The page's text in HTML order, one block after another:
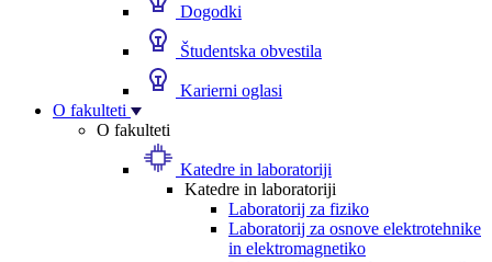
Dogodki
Študentska obvestila
Karierni oglasi
O fakulteti
O fakulteti
Katedre in laboratoriji
Katedre in laboratoriji
Laboratorij za fiziko
Laboratorij za osnove elektrotehnike
in elektromagnetiko